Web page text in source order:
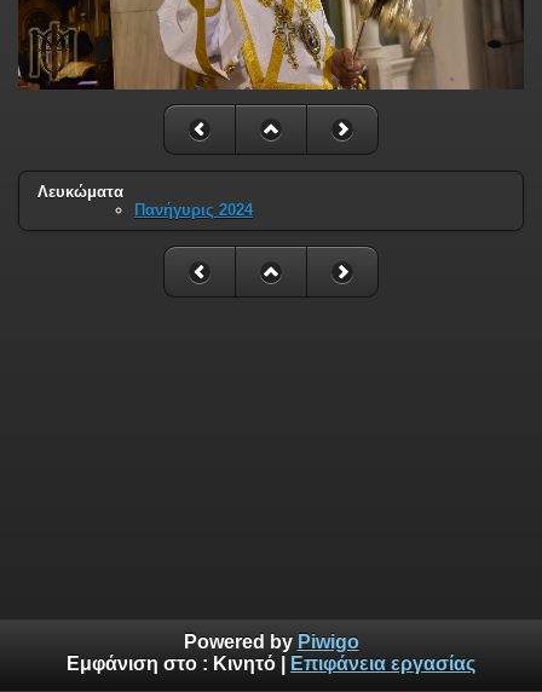
Λευκώματα
Πανήγυρις 2024
Powered by Piwigo
Εμφάνιση στο : Κινητό Επιφάνεια εργασίας